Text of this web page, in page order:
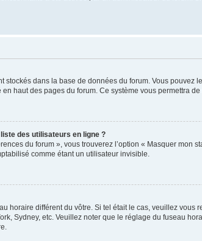
stockés dans la base de données du forum. Vous
haut des pages du forum. Ce système vous permettra
des utilisateurs en ligne ?
du forum », vous trouverez l’option « Masquer
comme étant un utilisateur invisible.
horaire différent du vôtre. Si tel était le cas, veuillez
Sydney, etc. Veuillez noter que le réglage du fuseau